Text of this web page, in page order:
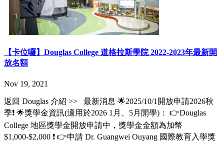
【卡位囉】Douglas College 道格拉斯學院 2022-2023年最新開
放名額
Nov 19, 2021
返回 Douglas 介紹 >> 最新消息 🌟2025/10/1開放申請2026秋
季❗️ 🌟獎學金資訊(適用於2026 1月、5月開學)： 👉Douglas
College 地區獎學金開放申請中，獎學金金額為加幣
$1,000-$2,000 ❗️ 👉申請 Dr. Guangwei Ouyang 國際教育入學獎